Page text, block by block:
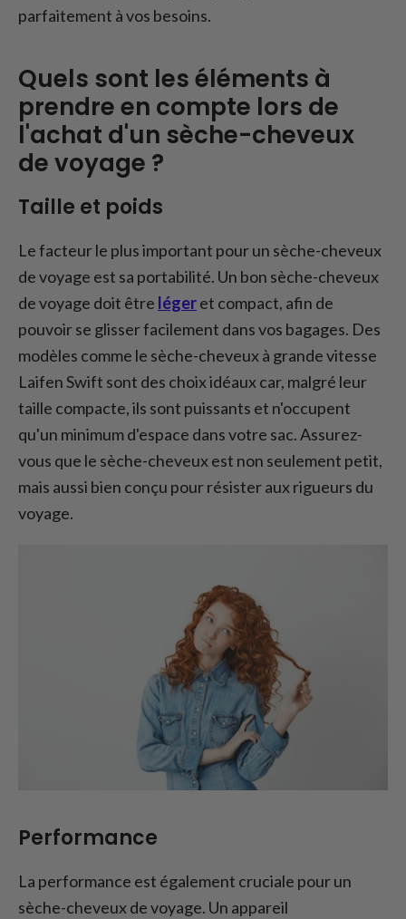
parfaitement à vos besoins.
Quels sont les éléments à
prendre en compte lors de
l'achat d'un sèche-cheveux
de voyage ?
Taille et poids
Le facteur le plus important pour un sèche-cheveux
de voyage est sa portabilité. Un bon sèche-cheveux
de voyage doit être légeret compact, afin de
pouvoir se glisser facilement dans vos bagages. Des
modèles comme le sèche-cheveux à grande vitesse
Laifen Swift sont des choix idéaux car, malgré leur
taille compacte, ils sont puissants et n'occupent
qu'un minimum d'espace dans votre sac. Assurez-
vous que le sèche-cheveux est non seulement petit,
mais aussi bien conçu pour résister aux rigueurs du
voyage.
Performance
La performance est également cruciale pour un
sèche-cheveux de voyage. Un appareil